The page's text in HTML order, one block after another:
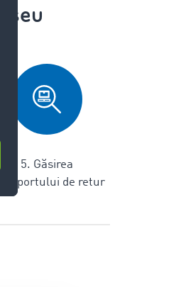
5. Găsirea
de retur